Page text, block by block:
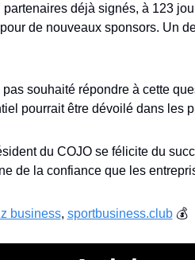
déjà signés, à 123
de nouveaux sponsors. Un
souhaité répondre à cette
pourrait être dévoilé dans les
du COJO se félicite du
de la confiance que les
business, sportbusiness.club 💰